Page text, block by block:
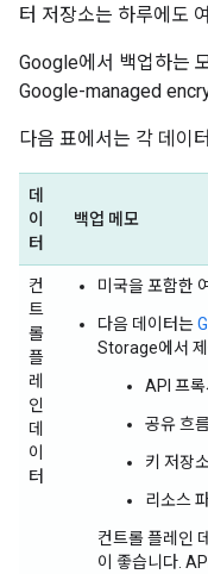
터 저장소는 하루에도
Google에서 백업하는
Google-managed
다음 표에서는 각 데이
데
이
터
백업 메모
컨
트
롤
플
레
인
데
이
터
미국을 포함한
다음 데이터는
Storage에서 제
API 프록
공유 흐
키 저장
리소스
컨트롤 플레인
이 좋습니다.